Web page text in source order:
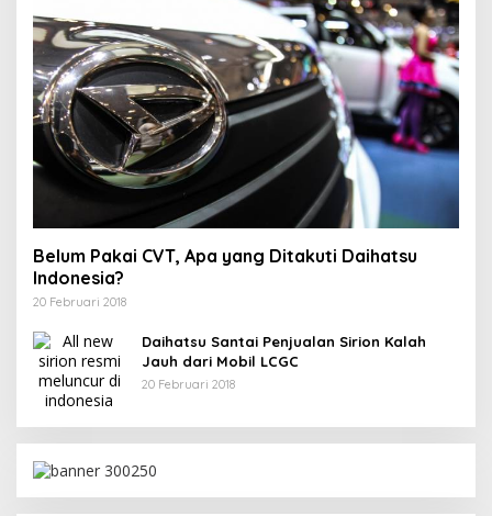
Belum Pakai CVT, Apa yang Ditakuti Daihatsu
Indonesia?
20 Februari 2018
Daihatsu Santai Penjualan Sirion Kalah
Jauh dari Mobil LCGC
20 Februari 2018